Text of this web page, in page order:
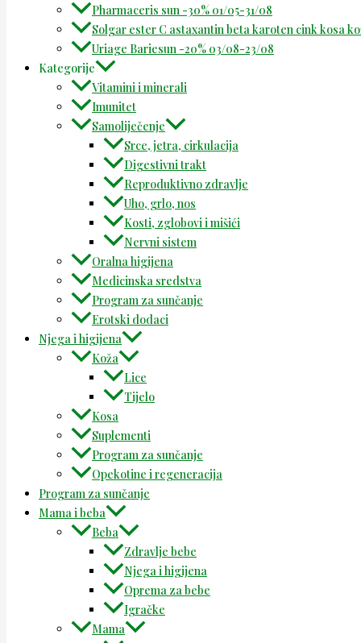
Pharmaceris sun -30% 01/05-31/08
Solgar ester C astaxantin beta karoten cink kosa
Uriage Bariesun -20% 03/08-23/08
Kategorije
Vitamini i minerali
Imunitet
Samoliječenje
Srce, jetra, cirkulacija
Digestivni trakt
Reproduktivno zdravlje
Uho, grlo, nos
Kosti, zglobovi i mišići
Nervni sistem
Oralna higijena
Medicinska sredstva
Program za sunčanje
Erotski dodaci
Njega i higijena
Koža
Lice
Tijelo
Kosa
Suplementi
Program za sunčanje
Opekotine i regeneracija
Program za sunčanje
Mama i beba
Beba
Zdravlje bebe
Njega i higijena
Oprema za bebe
Igračke
Mama